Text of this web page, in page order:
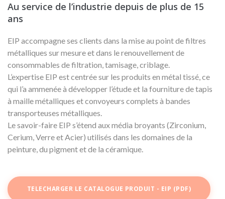
Au service de l’industrie depuis de plus de 15
ans
EIP accompagne ses clients dans la mise au point de filtres
métalliques sur mesure et dans le renouvellement de
consommables de filtration, tamisage, criblage.
L’expertise EIP est centrée sur les produits en métal tissé, ce
qui l’a ammenée à développer l’étude et la fourniture de tapis
à maille métalliques et convoyeurs complets à bandes
transporteuses métalliques.
Le savoir-faire EIP s’étend aux média broyants (Zirconium,
Cerium, Verre et Acier) utilisés dans les domaines de la
peinture, du pigment et de la céramique.
TELECHARGER LE CATALOGUE PRODUIT - EIP (PDF)